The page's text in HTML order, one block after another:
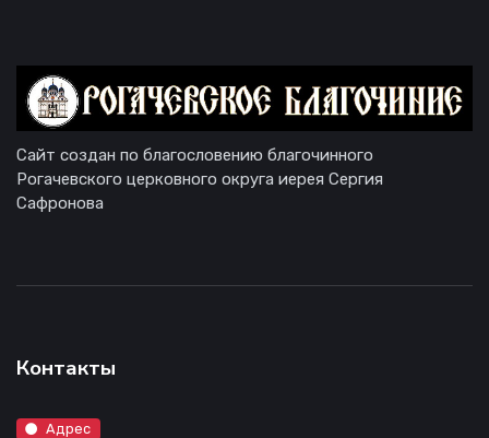
Сайт создан по благословению благочинного
Рогачевского церковного округа иерея Сергия
Сафронова
Контакты
Адрес